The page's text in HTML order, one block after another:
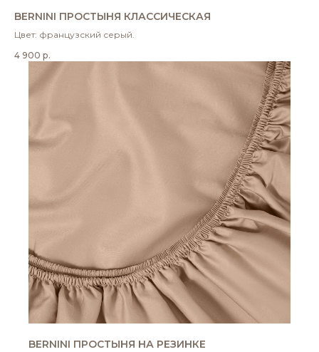
BERNINI ПРОСТЫНЯ КЛАССИЧЕСКАЯ
Цвет: французский серый.
4 900 р.
BERNINI ПРОСТЫНЯ НА РЕЗИНКЕ